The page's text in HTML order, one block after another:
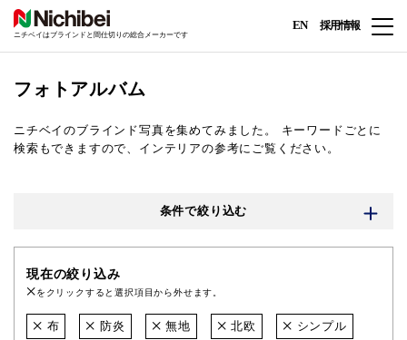
ニチベイはブラインドと間仕切りの総合メーカーです
EN 採用情報
フォトアルバム
ニチベイのブラインド写真を集めてみました。
キーワードごとに
検索もできますので、インテリアの参考にご覧ください。
条件で絞り込む
現在の絞り込み
をクリックすると選択項目から外せます。
布 防炎 無地 北欧 シンプル